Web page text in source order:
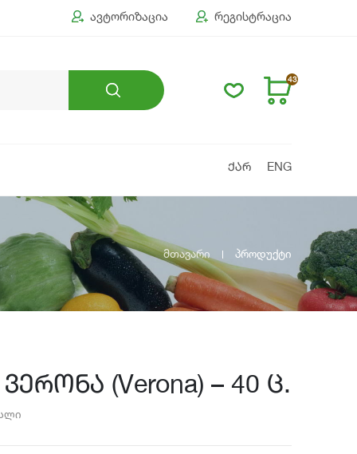
ავტორიზაცია რეგისტრაცია
43
ENG
ᲥᲐᲠ
მთავარი პროდუქტი
(Verona) – 40 ც.